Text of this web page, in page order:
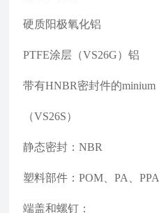
硬质阳极氧化铝
PTFE涂层（VS26G）铝
带有HNBR密封件的minium
（VS26S）
静态密封：NBR
塑料部件：POM、PA、PPA
端盖和螺钉：